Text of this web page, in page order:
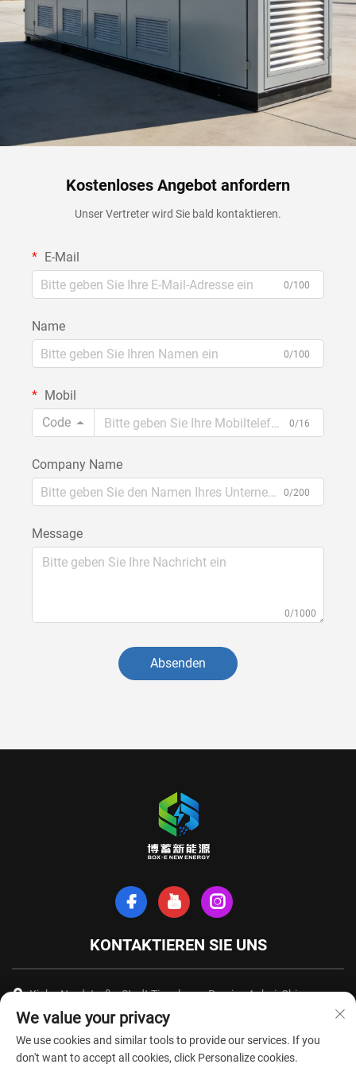
Kostenloses Angebot anfordern
Unser Vertreter wird Sie bald kontaktieren.
E-Mail
0/100
Name
0/100
Mobil
Code
0/16
Company Name
0/200
Message
0/1000
Absenden
KONTAKTIEREN SIE UNS
Xinhe-Nordstraße, Stadt Tianchang, Provinz Anhui, China
+86-18949493005
[email protected]
We value your privacy
We use cookies and similar tools to provide our services. If you
don't want to accept all cookies, click Personalize cookies.